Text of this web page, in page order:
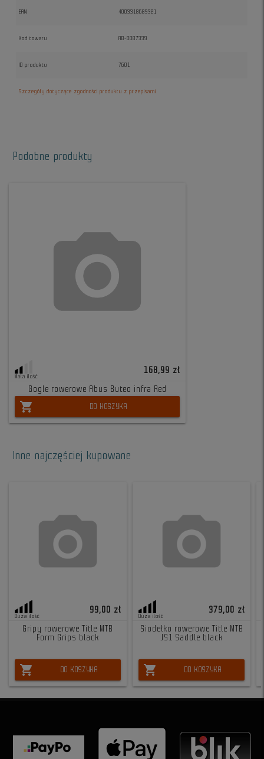
EAN 4003318689321
Kod towaru AB-0087339
ID produktu 7601
Szczegóły dotyczące zgodności produktu z przepisami
Podobne produkty
Mała ilość
168,99 zł
Gogle rowerowe Abus Buteo infra Red
shopping_cart DO KOSZYKA
Inne najczęściej kupowane
Duża ilość
99,00 zł
Gripy rowerowe Title MTB
Form Grips black
shopping_cart DO KOSZYKA
Duża ilość
379,00 zł
Siodełko rowerowe Title MTB
JS1 Saddle black
shopping_cart DO KOSZYKA